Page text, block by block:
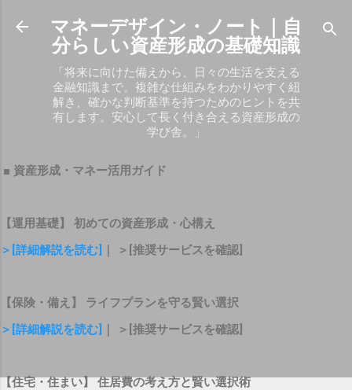
スキップしてメイン コンテンツに移動
マネーデザイン・ノート｜自
分らしい資産形成の基礎知識
「将来に向けた備えから、日々の生活を支える
金融知識まで。複雑な仕組みをわかりやすく紐
解き、確かな判断基準を持つためのヒントを共
有します。安心して長く付き合える資産形成の
学び舎。」
■ 資産形成・マネー活用ガイド
【運用基礎】 初めての資産形成・心構え
＞[詳細解説を読む]
｜ ＞[推奨サービスを確認]
【保険・備え】 ライフプランを守る賢い選択
＞[詳細解説を読む]
｜ ＞[推奨サービスを確認]
【住宅・住まい】 住居費の考え方と賢い選択術